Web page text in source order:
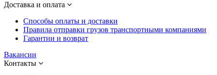
Доставка и оплата
Способы оплаты и доставки
Правила отправки грузов транспортными компаниями
Гарантии и возврат
Вакансии
Контакты